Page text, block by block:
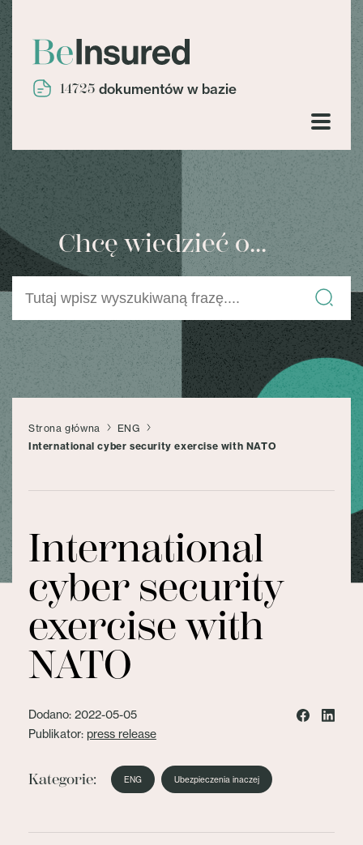
14725 dokumentów w bazie
Chcę wiedzieć o...
Strona główna
ENG
International cyber security exercise with NATO
International
cyber security
exercise with
NATO
Dodano: 2022-05-05
Publikator: press release
Kategorie: ENG Ubezpieczenia inaczej